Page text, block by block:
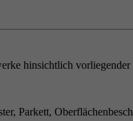
hinsichtlich vorliegender
Parkett,